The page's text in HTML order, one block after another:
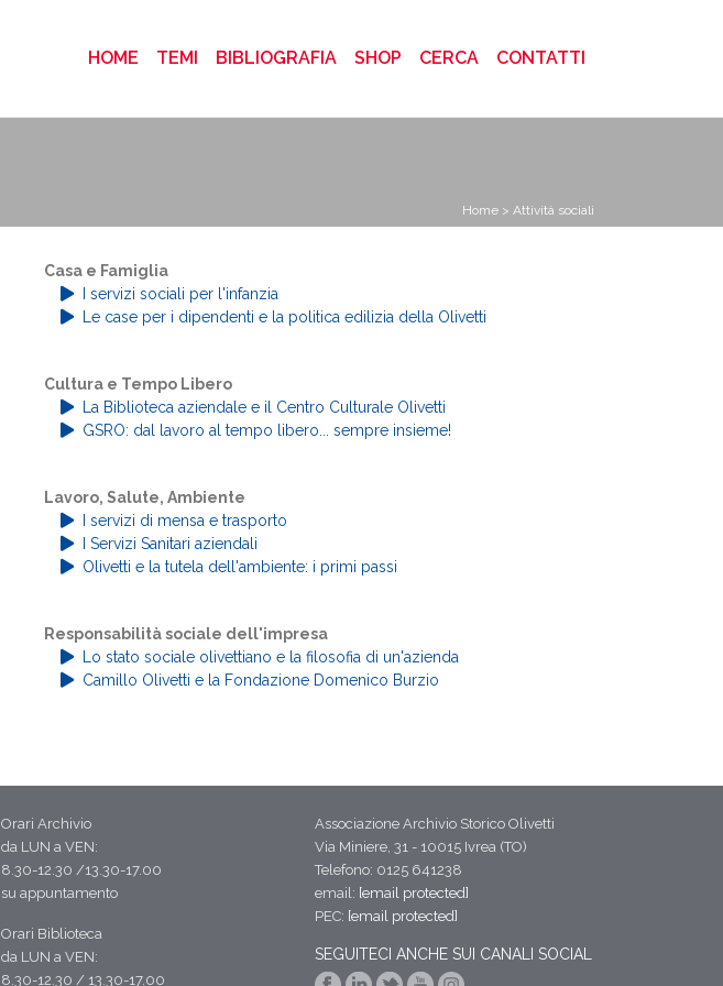
HOME (CURRENT)
TEMI BIBLIOGRAFIA SHOP CERCA CONTATTI
Home > Attività sociali
Casa e Famiglia
I servizi sociali per l'infanzia
Le case per i dipendenti e la politica edilizia della Olivetti
Cultura e Tempo Libero
La Biblioteca aziendale e il Centro Culturale Olivetti
GSRO: dal lavoro al tempo libero... sempre insieme!
Lavoro, Salute, Ambiente
I servizi di mensa e trasporto
I Servizi Sanitari aziendali
Olivetti e la tutela dell'ambiente: i primi passi
Responsabilità sociale dell'impresa
Lo stato sociale olivettiano e la filosofia di un'azienda
Camillo Olivetti e la Fondazione Domenico Burzio
Orari Archivio
da LUN a VEN:
8.30-12.30 /13.30-17.00
su appuntamento
Orari Biblioteca
da LUN a VEN:
8.30-12.30 / 13.30-17.00
Associazione Archivio Storico Olivetti
Via Miniere, 31 - 10015 Ivrea (TO)
Telefono: 0125 641238
email: [email protected]
PEC: [email protected]
SEGUITECI ANCHE SUI CANALI SOCIAL